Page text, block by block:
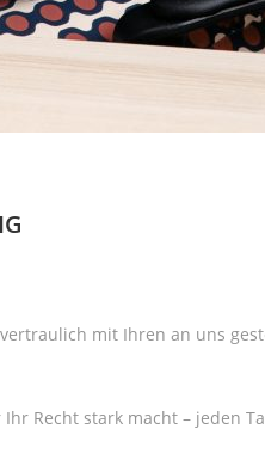
mit Ihren an uns
Recht stark macht – jeden